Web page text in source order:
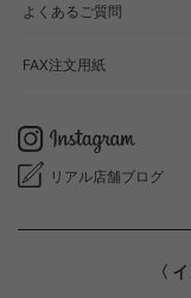
よくあるご質問
FAX注文用紙
リアル店舗ブログ
〈